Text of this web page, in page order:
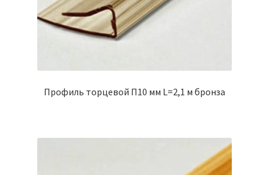
Профиль торцевой П10 мм L=2,1 м бронза